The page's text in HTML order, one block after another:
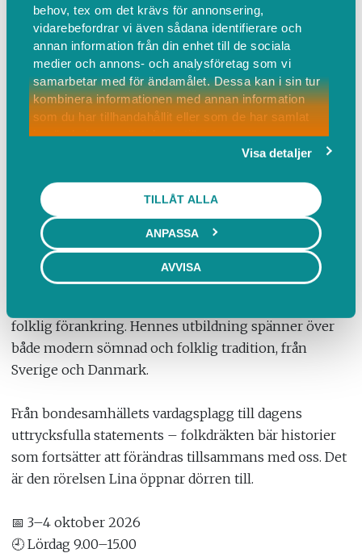
behov, tex om det krävs för annonsering,
vidarebefordrar vi även sådana identifierare och
annan information från din enhet till de sociala
medier och annons- och analysföretag som vi
samarbetar med för ändamålet. Dessa kan i sin tur
kombinera informationen med annan information
som du har tillhandahållit eller som de har samlat
in när du har använt deras tjänster.
Visa detaljer
TILLÅT ALLA
ANPASSA
AVVISA
Under kursen får deltagarna arbeta för hand med
provlappar och detaljsömnad inom folklig
linnesömnad, med fokus på tekniker som hör
särk/skjorta och hängselsärk till. Lina visar och
berättar om konstruktion och det kulturarv som varje
I mån av tid finns möjlighet att få hjälp med att starta
Lina Odell är slöjdare, textilkonstnär, sömmerska och
Sveriges första gesäll i Dräktsömnadsyrket. Hon
undervisar till vardags på Blekinge folkhögskola och
driver samtidigt företaget KRUSA, där hon föreläser,
folklig förankring. Hennes utbildning spänner över
både modern sömnad och folklig tradition, från
Sverige och Danmark.
Från bondesamhällets vardagsplagg till dagens
uttrycksfulla statements – folkdräkten bär historier
som fortsätter att förändras tillsammans med oss. Det
är den rörelsen Lina öppnar dörren till.
📅 3–4 oktober 2026
🕘 Lördag 9.00–15.00